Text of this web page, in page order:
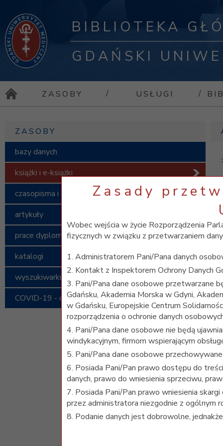
BIBLIOTEKA
GDAŃSKI
ZASOBY / USŁUGI /
ZASOBY
bazy danych
książki i e-książki
czasopisma i e-czasopisma
artykuły
prace dyplomowe
katalogi
wyszukiwarki naukowe
COVID-19 - ogólnodostępne materiały naukowe
Zasady
Wobec wejścia w życie Rozporządzenia
fizycznych w związku z przetwarzaniem
1. Administratorem Pani/Pana danych
2. Kontakt z Inspektorem Ochrony Danych
3. Pani/Pana dane osobowe przetwarzane
Gdańsku, Akademia Morska w Gdyni,
w Gdańsku, Europejskie Centrum
rozporządzenia o ochronie danych
4. Pani/Pana dane osobowe nie będą
windykacyjnym, firmom wspierającym
5. Pani/Pana dane osobowe
6. Posiada Pani/Pan prawo dostępu do
danych, prawo do wniesienia sprzeciwu,
7. Posiada Pani/Pan prawo wniesienia
przez administratora niezgodnie z ogólnym
8. Podanie danych jest dobrowolne,